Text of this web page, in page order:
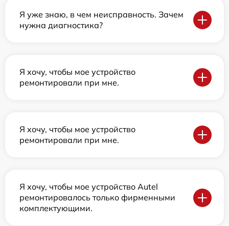
Я уже знаю, в чем неисправность. Зачем
нужна диагностика?
Я хочу, чтобы мое устройство
ремонтировали при мне.
Я хочу, чтобы мое устройство
ремонтировали при мне.
Я хочу, чтобы мое устройство Autel
ремонтировалось только фирменными
комплектующими.